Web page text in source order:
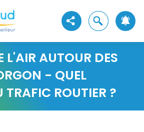
navigation
Voir les réseaux sociaux
Ouvrir la
L'AIR AUTOUR DES
- QUEL
ROUTIER ?